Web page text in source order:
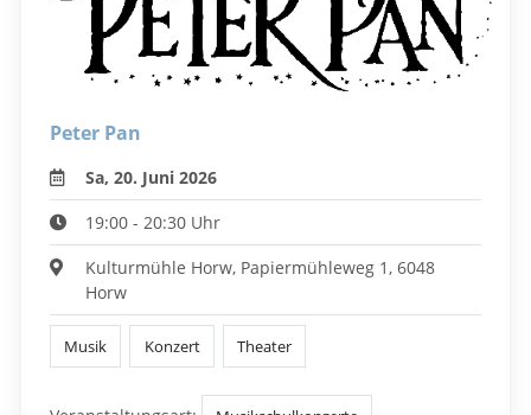
Peter Pan
Sa, 20. Juni 2026
19:00 - 20:30 Uhr
Kulturmühle Horw, Papiermühleweg 1, 6048
Horw
Musik Konzert Theater